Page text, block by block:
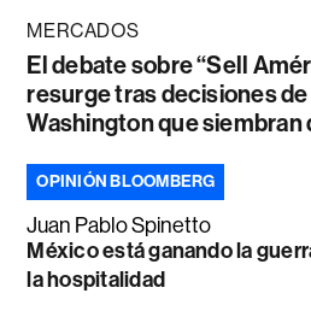
MERCADOS
El debate sobre “Sell
resurge tras decisiones de
Washington que siembran
OPINIÓN BLOOMBERG
Juan Pablo Spinetto
México está ganando la
la hospitalidad